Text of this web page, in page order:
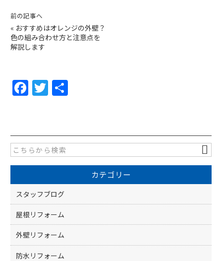
前の記事へ
« おすすめはオレンジの外壁？
色の組み合わせ方と注意点を
解説します
F
a
e
b
o
o
k
T
w
er
カテゴリー
スタッフブログ
屋根リフォーム
外壁リフォーム
防水リフォーム